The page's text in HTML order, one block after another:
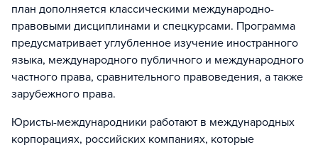
план дополняется классическими международно-
правовыми дисциплинами и спецкурсами. Программа
предусматривает углубленное изучение иностранного
языка, международного публичного и международного
частного права, сравнительного правоведения, а также
зарубежного права.
Юристы-международники работают в международных
корпорациях, российских компаниях, которые